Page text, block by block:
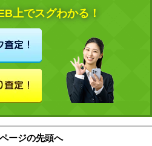
上でスグわかる！
ージの先頭へ